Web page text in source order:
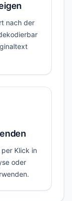
nach der
Klick in
oder